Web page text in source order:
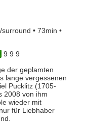
• 73min •
9 9 9
der geplamten
lange vergessenen
Pucklitz (1705-
2008 von ihm
wieder mit
für Liebhaber